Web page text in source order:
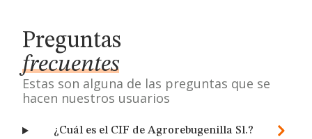
Preguntas
frecuentes
Estas son alguna de las preguntas que se
hacen nuestros usuarios
¿Cuál es el CIF de Agrorebugenilla Sl.?